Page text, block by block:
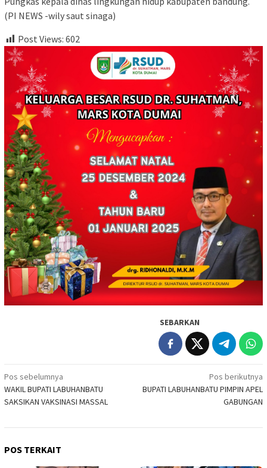
(PI NEWS -wily saut sinaga)
Post Views: 602
SEBARKAN
Navigasi
pos
Pos sebelumnya
WAKIL BUPATI LABUHANBATU
SAKSIKAN VAKSINASI MASSAL
Pos berikutnya
BUPATI LABUHANBATU PIMPIN APEL
GABUNGAN
POS TERKAIT